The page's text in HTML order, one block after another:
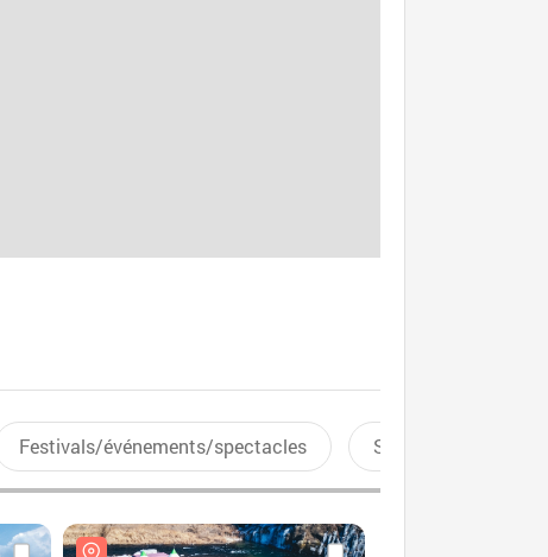
Festivals/événements/spectacles Sports aquatiques